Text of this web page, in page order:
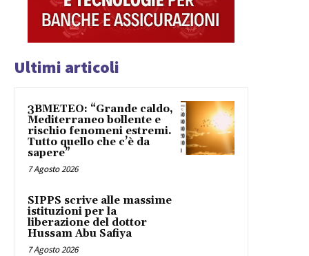
Ultimi articoli
3BMETEO: “Grande caldo,
Mediterraneo bollente e
rischio fenomeni estremi.
Tutto quello che c’è da
sapere”
7 Agosto 2026
SIPPS scrive alle massime
istituzioni per la
liberazione del dottor
Hussam Abu Safiya
7 Agosto 2026